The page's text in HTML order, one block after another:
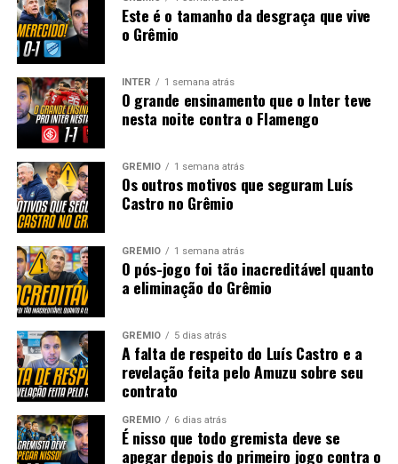
Este é o tamanho da desgraça que vive
o Grêmio
INTER 1 semana atrás
O grande ensinamento que o Inter teve
nesta noite contra o Flamengo
GRÊMIO 1 semana atrás
Os outros motivos que seguram Luís
Castro no Grêmio
GRÊMIO 1 semana atrás
O pós-jogo foi tão inacreditável quanto
a eliminação do Grêmio
GRÊMIO 5 dias atrás
A falta de respeito do Luís Castro e a
revelação feita pelo Amuzu sobre seu
contrato
GRÊMIO 6 dias atrás
É nisso que todo gremista deve se
apegar depois do primeiro jogo contra o